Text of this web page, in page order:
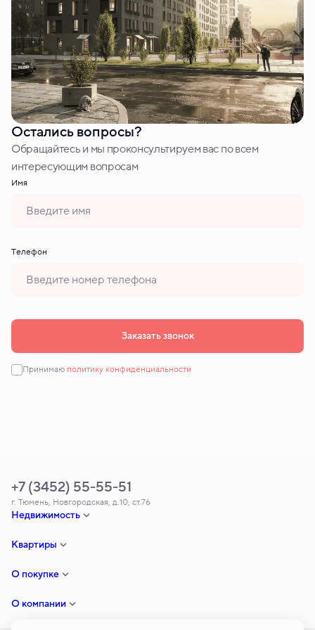
Остались вопросы?
Обращайтесь и мы проконсультируем вас по всем
интересующим вопросам
Имя
Tелефон
Заказать звонок
Принимаю политику конфиденциальности
Недвижимость
Квартиры
О покупке
О компании
+7 (3452) 55-55-51
г. Тюмень, Новгородская, д.10, ст.76